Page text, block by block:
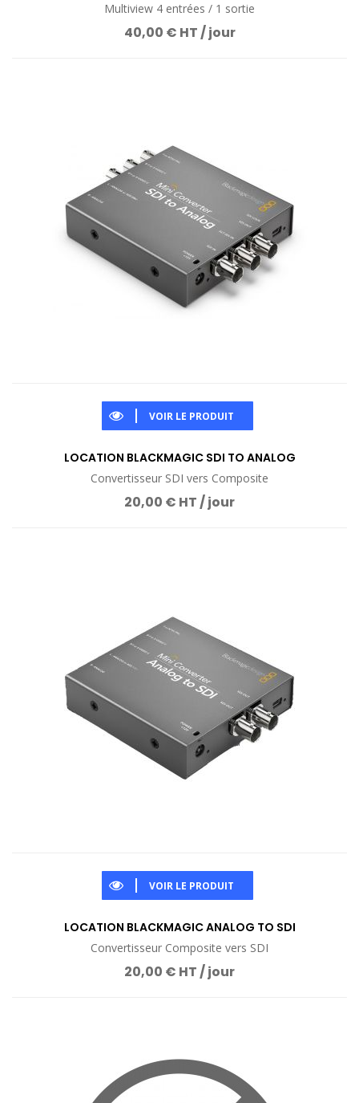
Multiview 4 entrées / 1 sortie
40,00 € HT / jour
VOIR LE PRODUIT
LOCATION BLACKMAGIC SDI TO ANALOG
Convertisseur SDI vers Composite
20,00 € HT / jour
VOIR LE PRODUIT
LOCATION BLACKMAGIC ANALOG TO SDI
Convertisseur Composite vers SDI
20,00 € HT / jour